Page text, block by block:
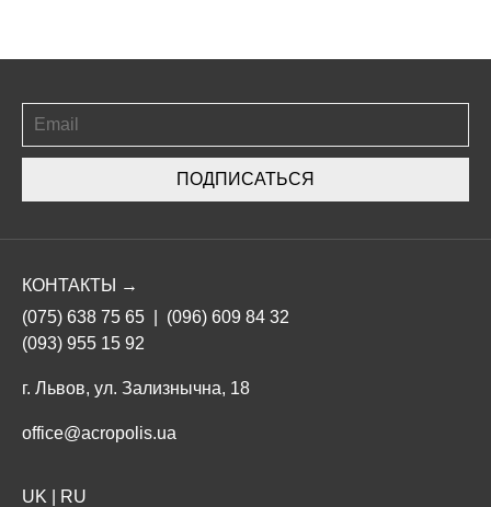
ПОДПИСАТЬСЯ
КОНТАКТЫ →
(075) 638 75 65
(096) 609 84 32
(093) 955 15 92
г. Львов, ул. Зализнычна, 18
office@acropolis.ua
UK RU